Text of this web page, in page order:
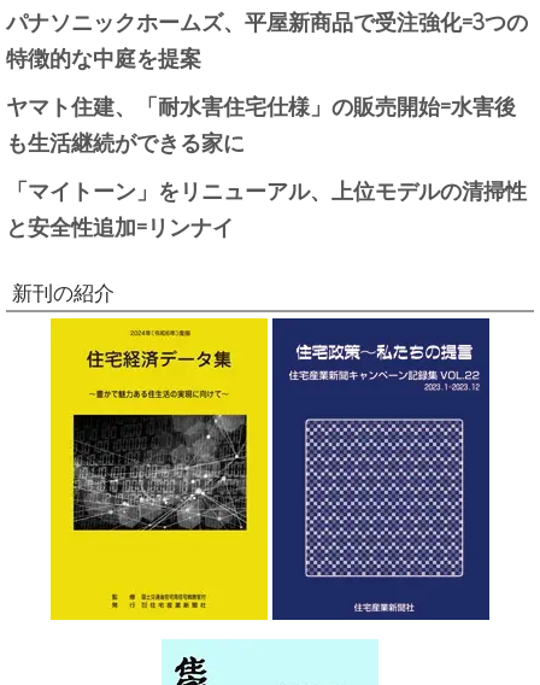
パナソニックホームズ、平屋新商品で受注強化=3つの
特徴的な中庭を提案
ヤマト住建、「耐水害住宅仕様」の販売開始=水害後
も生活継続ができる家に
「マイトーン」をリニューアル、上位モデルの清掃性
と安全性追加=リンナイ
新刊の紹介